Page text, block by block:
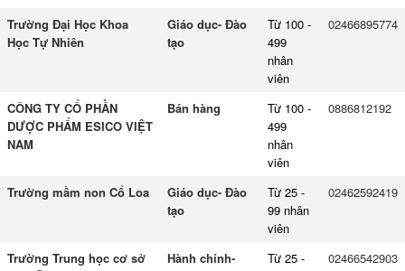
Trường Đại Học Khoa
Học Tự Nhiên
Giáo dục- Đào
tạo
Từ 100 -
499
nhân
viên
02466895774
CÔNG TY CỔ PHẦN
DƯỢC PHẨM ESICO VIỆT
NAM
Bán hàng
Từ 100 -
499
nhân
viên
0886812192
Trường mầm non Cổ Loa
Giáo dục- Đào
tạo
Từ 25 -
99 nhân
viên
02462592419
Trường Trung học cơ sở
Hành chính-
Từ 25 -
02466542903